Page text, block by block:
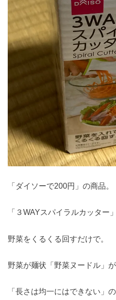
「ダイソーで200円」の商品。
「３WAYスパイラルカッター
野菜をくるくる回すだけで。
野菜が麺状「野菜ヌードル」が
「長さは均一にはできない」の